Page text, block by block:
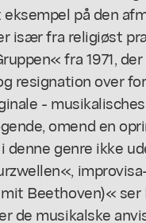
på den
især fra religiøst
fra 1971,
resignation over
-
omend en
genre ikke
Beethoven)«
de musikalske